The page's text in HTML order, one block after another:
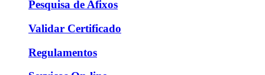
Pesquisa de Afixos
Validar Certificado
Regulamentos